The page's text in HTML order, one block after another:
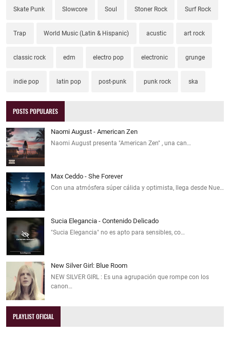
Skate Punk Slowcore Soul Stoner Rock Surf Rock
Trap World Music (Latin & Hispanic) acustic art rock
classic rock edm electro pop electronic grunge
indie pop latin pop post-punk punk rock ska
POSTS POPULARES
Naomi August - American Zen
Naomi August presenta "American Zen" , una can…
Max Ceddo - She Forever
Con una atmósfera súper cálida y optimista, llega desde Nue…
Sucia Elegancia - Contenido Delicado
"Sucia Elegancia" no es apto para sensibles, co…
New Silver Girl: Blue Room
NEW SILVER GIRL : Es una agrupación que rompe con los
canon…
PLAYLIST OFICIAL